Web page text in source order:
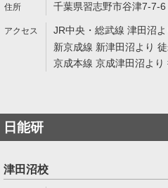
千葉県習志野市谷津7-7-6
JR中央・総武線 津田沼
新京成線 新津田沼より
京成本線 京成津田沼より
日能研
津田沼校